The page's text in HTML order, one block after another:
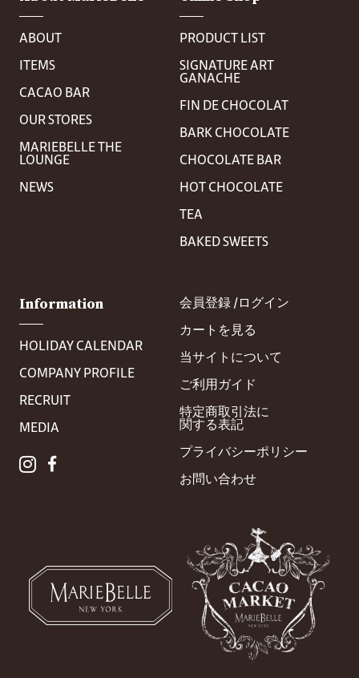
ABOUT
ITEMS
CACAO BAR
OUR STORES
MARIEBELLE THE
LOUNGE
NEWS
PRODUCT LIST
SIGNATURE ART
GANACHE
FIN DE CHOCOLAT
BARK CHOCOLATE
CHOCOLATE BAR
HOT CHOCOLATE
TEA
BAKED SWEETS
会員登録 /ログイン
カートを見る
当サイトについて
ご利用ガイド
特定商取引法に
関する表記
プライバシーポリシー
お問い合わせ
Information
HOLIDAY CALENDAR
COMPANY PROFILE
RECRUIT
MEDIA